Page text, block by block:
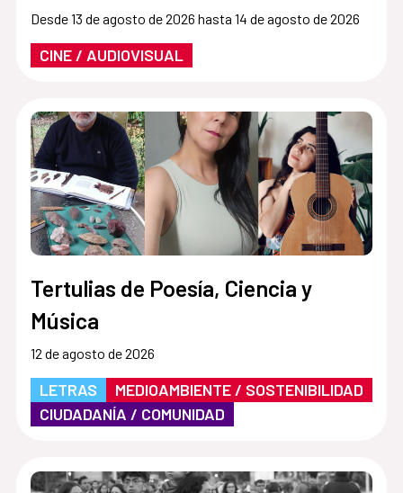
Desde 13 de agosto de 2026 hasta 14 de agosto de 2026
CINE / AUDIOVISUAL
Tertulias de Poesía, Ciencia y
Música
12 de agosto de 2026
LETRAS
MEDIOAMBIENTE / SOSTENIBILIDAD
CIUDADANÍA / COMUNIDAD